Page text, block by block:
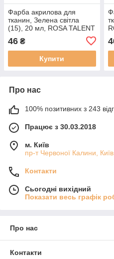
Фарба акрилова для
тканин, Зелена світла
(15), 20 мл, ROSA TALENT
46 ₴
Купити
Про нас
100% позитивних з 243
Працює з 30.03.2018
м. Київ
пр-т Червоної Калини,
Контакти
Сьогодні вихідний
Показати весь графік
Про нас
Контакти